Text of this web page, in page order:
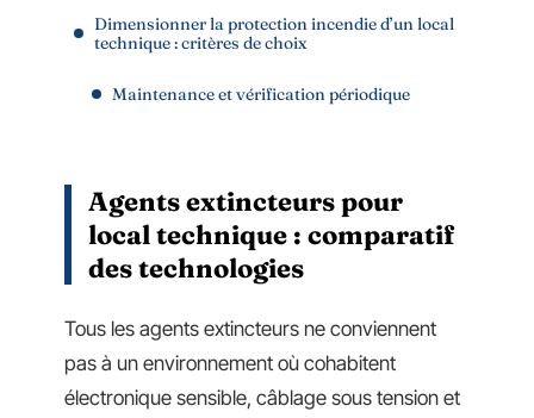
Dimensionner la protection incendie d’un local
technique : critères de choix
Maintenance et vérification périodique
Agents extincteurs pour
local technique : comparatif
des technologies
Tous les agents extincteurs ne conviennent
pas à un environnement où cohabitent
électronique sensible, câblage sous tension et